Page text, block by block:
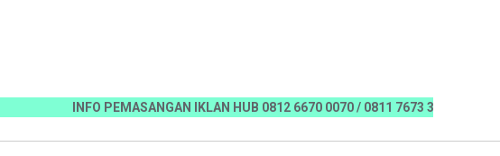
INFO PEMASANGAN IKLAN HUB 0812 6670 0070 / 0811 7673 35,